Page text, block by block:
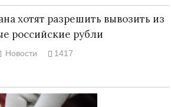
хотят разрешить вывозить из
российские рубли
Новости 1417